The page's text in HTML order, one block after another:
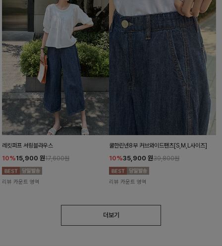
레킷퍼프 셔링블라우스
10%15,900 원17,600원
리뷰 카운트 영역
쿨한린넨8부 커브와이드팬츠[S,M,L사이즈]
10%35,900 원39,800원
리뷰 카운트 영역
더보기